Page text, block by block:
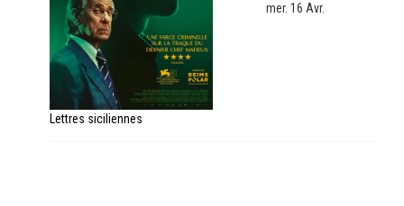
Lettres siciliennes
mer. 16 Avr.